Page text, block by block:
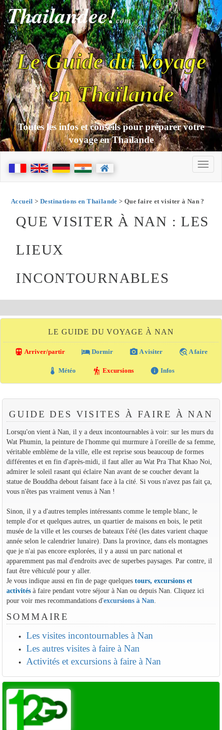
Thailandee!com
Le Guide du Voyage
en Thaïlande
Toutes les infos et conseils pour préparer votre
voyage en Thaïlande
Accueil > Destinations en Thaïlande > Que faire et visiter à Nan ?
QUE VISITER À NAN : LES
LIEUX
INCONTOURNABLES
LE GUIDE DU VOYAGE À NAN
directions_transit Arriver/partir local_hotel Dormir photo_camera A visiter travel_explore A faire
thermostat Météo hiking Excursions info Infos
GUIDE DES VISITES À FAIRE À NAN
Lorsqu'on vient à Nan, il y a deux incontournables à voir: sur les murs du
Wat Phumin, la peinture de l'homme qui murmure à l'oreille de sa femme,
véritable emblème de la ville, elle est reprise sous beaucoup de formes
différentes et en fin d'après-midi, il faut aller au Wat Pra That Khao Noi,
admirer le soleil rasant qui éclaire Nan avant de se coucher devant la
statue de Bouddha debout faisant face à la cité. Si vous n'avez pas fait ça,
vous n'êtes pas vraiment venus à Nan !
Sinon, il y a d'autres temples intéressants comme le temple blanc, le
temple d'or et quelques autres, un quartier de maisons en bois, le petit
musée de la ville et les courses de bateaux l'été (les dates varient chaque
année selon le calendrier lunaire). Dans la province, dans els montagnes
que je n'ai pas encore explorées, il y a aussi un parc national et
apparemment pas mal d'endroits avec de superbes paysages. Par contre, il
faut être véhiculé pour y aller.
Je vous indique aussi en fin de page quelques tours, excursions et
activitésà faire pendant votre séjour à Nan ou depuis Nan. Cliquez ici
pour voir mes recommandations d'excursions à Nan
SOMMAIRE
Les visites incontournables à Nan
Les autres visites à faire à Nan
Activités et excursions à faire à Nan